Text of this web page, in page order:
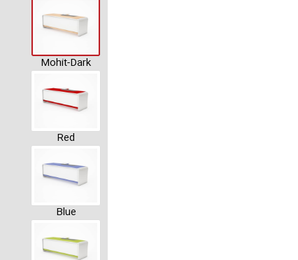
Mohit-Dark
Red
Blue